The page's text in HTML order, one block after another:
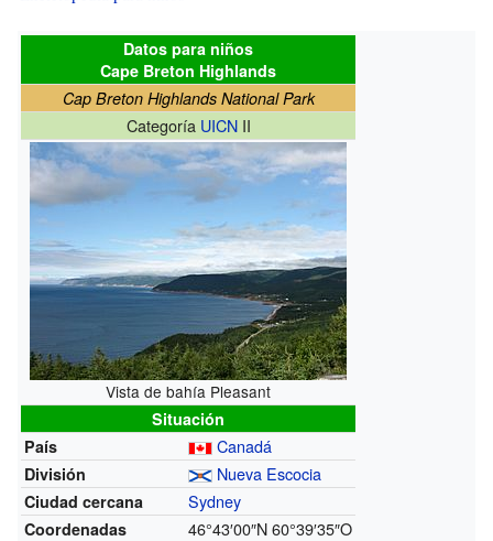
Datos para niños
Cape Breton Highlands
Cap Breton Highlands National Park
Categoría UICNII
Vista de bahía Pleasant
Situación
País
Canadá
División Nueva Escocia
Ciudad cercana Sydney
Coordenadas 46°43′00″N60°39′35″O